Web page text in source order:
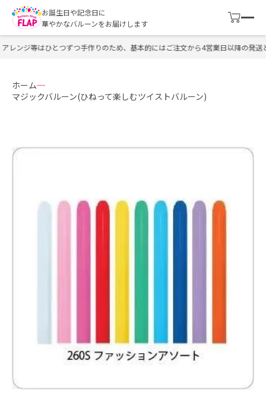
お誕生日や記念日に
華やかなバルーンをお届けします
ンジ等はひとつずつ手作りのため、基本的にはご注文から4営業日以降の発送と
ホーム
マジックバルーン(ひねって楽しむツイストバルーン)